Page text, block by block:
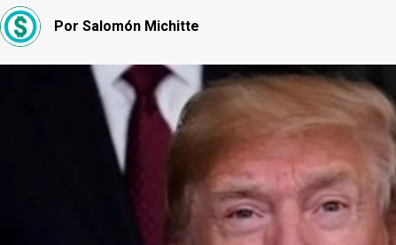
Por Salomón Michitte